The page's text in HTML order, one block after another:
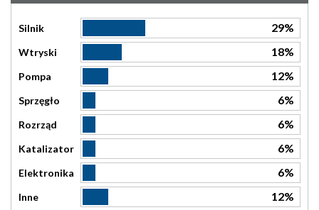
Silnik 29%
Wtryski 18%
Pompa 12%
Sprzęgło 6%
Rozrząd 6%
Katalizator 6%
Elektronika 6%
Inne 12%